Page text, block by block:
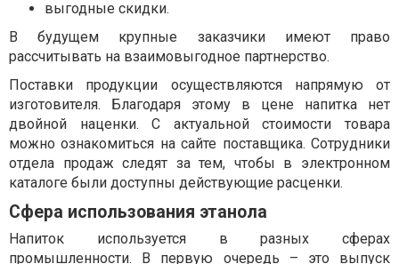
выгодные скидки.
В будущем крупные заказчики имеют право
рассчитывать на взаимовыгодное партнерство.
Поставки продукции осуществляются напрямую от
изготовителя. Благодаря этому в цене напитка нет
двойной наценки. С актуальной стоимости товара
можно ознакомиться на сайте поставщика. Сотрудники
отдела продаж следят за тем, чтобы в электронном
каталоге были доступны действующие расценки.
Сфера использования этанола
Напиток используется в разных сферах
промышленности. В первую очередь – это выпуск